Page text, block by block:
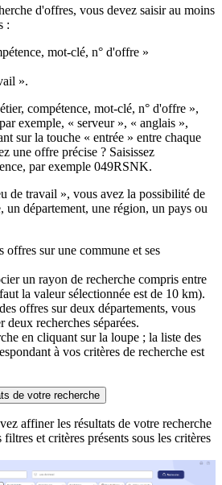
d'offres, vous devez saisir au moins
:
mot-clé, n° d'offre »
».
compétence, mot-clé, n° d'offre »,
exemple, « serveur », « anglais »,
sur la touche « entrée » entre chaque
une offre précise ? Saisissez
par exemple 049RSNK.
de travail », vous avez la possibilité de
un département, une région, un pays ou
offres sur une commune et ses
un rayon de recherche compris entre
la valeur sélectionnée est de 10 km).
offres sur deux départements, vous
deux recherches séparées.
en cliquant sur la loupe ; la liste des
à vos critères de recherche est
de votre recherche
affiner les résultats de votre recherche
filtres et critères présents sous les critères